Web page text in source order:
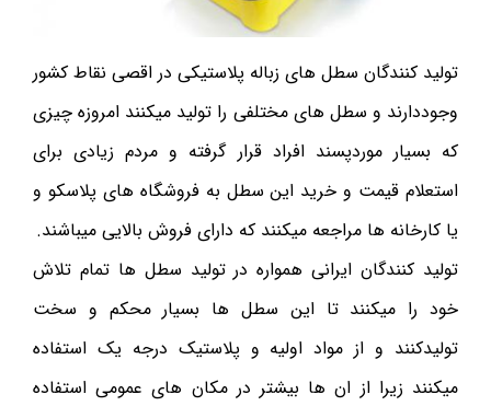
تولید کنندگان سطل های زباله پلاستیکی در اقصی نقاط کشور
وجوددارند و سطل های مختلفی را تولید میکنند امروزه چیزی
که بسیار موردپسند افراد قرار گرفته و مردم زیادی برای
استعلام قیمت و خرید این سطل به فروشگاه های پلاسکو و
یا کارخانه ها مراجعه میکنند که دارای فروش بالایی میباشند.
تولید کنندگان ایرانی همواره در تولید سطل ها تمام تلاش
خود را میکنند تا این سطل ها بسیار محکم و سخت
تولیدکنند و از مواد اولیه و پلاستیک درجه یک استفاده
میکنند زیرا از ان ها بیشتر در مکان های عمومی استفاده